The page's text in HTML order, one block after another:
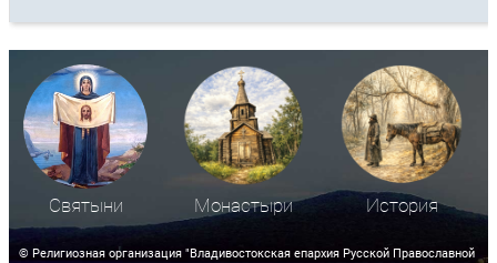
Святыни Монастыри История
© Религиозная организация "Владивостокская епархия Русской Православной